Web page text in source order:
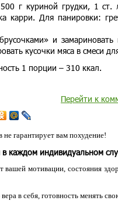
г куриной грудки, 1 ст.
карри. Для панировки:
и
кусочки мяса в смеси
1 порции – 310 ккал.
Перейти к
гарантирует вам похудение!
в каждом индивидуальном
вашей мотивации, состояния
в себя, готовность менять